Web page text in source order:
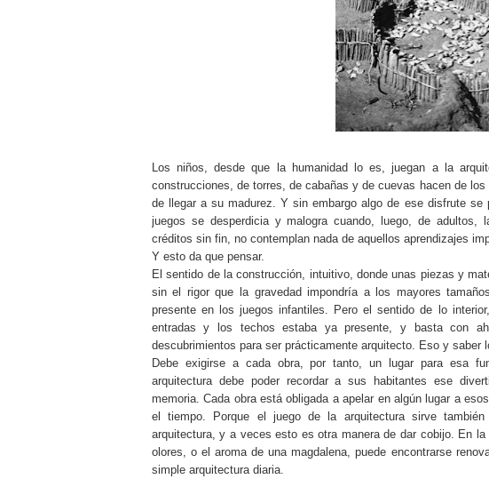
Los niños, desde que la humanidad lo es, juegan a la
construcciones, de torres, de cabañas y de cuevas hacen de
de llegar a su madurez. Y sin embargo algo de ese disfrute
juegos se desperdicia y malogra cuando, luego, de
créditos sin fin, no contemplan nada de aquellos aprendizajes
Y esto da que pensar.
El sentido de la construcción, intuitivo, donde unas piezas y
sin el rigor que la gravedad impondría a los mayores
presente en los juegos infantiles. Pero el sentido de lo
entradas y los techos estaba ya presente, y basta con
descubrimientos para ser prácticamente arquitecto. Eso y saber
Debe exigirse a cada obra, por tanto, un lugar para esa
arquitectura debe poder recordar a sus habitantes ese
memoria. Cada obra está obligada a apelar en algún lugar a
el tiempo. Porque el juego de la arquitectura sirve
arquitectura, y a veces esto es otra manera de dar cobijo. En
olores, o el aroma de una magdalena, puede encontrarse
simple arquitectura diaria.